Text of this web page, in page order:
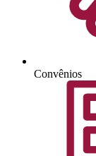
Convênios